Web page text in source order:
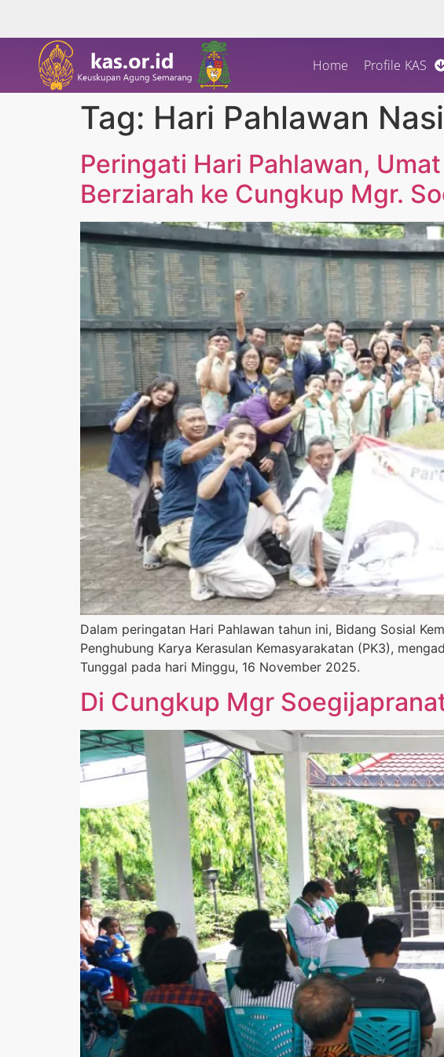
Home Profile KAS
Tag: Hari Pahlawan
Peringati Hari Pahlawan,
Berziarah ke Cungkup Mgr.
Dalam peringatan Hari Pahlawan tahun ini, Bidang Sosial
Penghubung Karya Kerasulan Kemasyarakatan (PK3),
Tunggal pada hari Minggu, 16 November 2025.
Di Cungkup Mgr